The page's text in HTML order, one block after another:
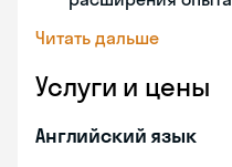
Читать дальше
Услуги и цены
Английский язык